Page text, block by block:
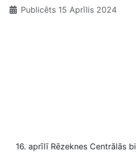
Publicēts 15 Aprīlis 2024
16. aprīlī Rēzeknes Centrālās